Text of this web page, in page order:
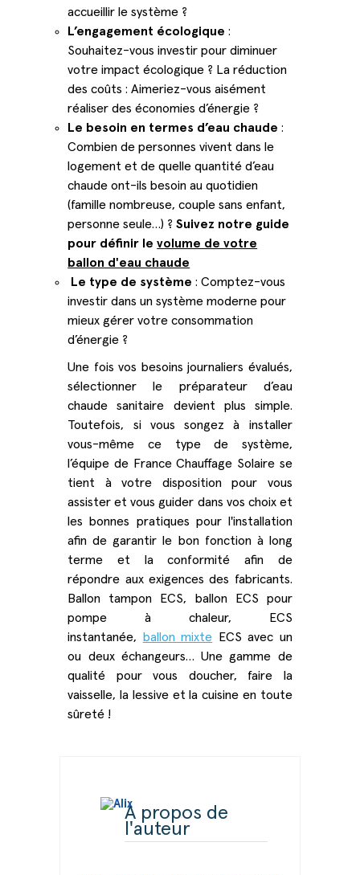
accueillir le système ?
L’engagement écologique :
Souhaitez-vous investir pour diminuer
votre impact écologique ? La réduction
des coûts : Aimeriez-vous aisément
réaliser des économies d’énergie ?
Le besoin en termes d’eau chaude :
Combien de personnes vivent dans le
logement et de quelle quantité d’eau
chaude ont-ils besoin au quotidien
(famille nombreuse, couple sans enfant,
personne seule…) ?Suivez notre guide
pour définir levolume de votre
ballon d'eau chaude
Le type de système : Comptez-vous
investir dans un système moderne pour
mieux gérer votre consommation
d’énergie ?
Une fois vos besoins journaliers évalués,
sélectionner le préparateur d’eau
chaude sanitaire devient plus simple.
Toutefois, si vous songez à installer
vous-même ce type de système,
l’équipe de France Chauffage Solaire se
tient à votre disposition pour vous
assister et vous guider dans vos choix et
les bonnes pratiques pour l'installation
afin de garantir le bon fonction à long
terme et la conformité afin de
répondre aux exigences des fabricants.
Ballon tampon ECS, ballon ECS pour
pompe à chaleur, ECS
instantanée,
ballon mixte ECS avec un
ou deux échangeurs… Une gamme de
qualité pour vous doucher, faire la
vaisselle, la lessive et la cuisine en toute
sûreté !
A propos de
l'auteur